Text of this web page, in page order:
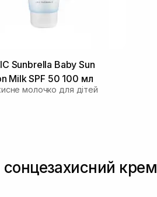
Sunbrella Baby Sun
Milk SPF 50 100 мл
молочко для дітей
крем